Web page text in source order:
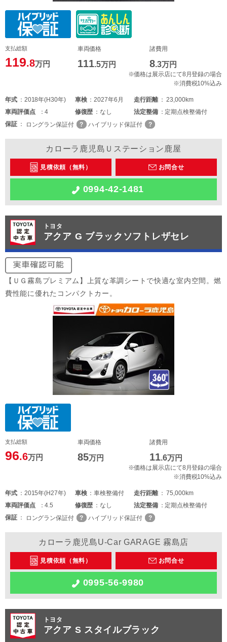
支払総額
119.8万円
車両価格
111.5万円
諸費用
8.3万円
※価格は展示店にて8月登録の場合
※消費税10%込み
年式 2018年(H30年) 車検 2027年6月 走行距離
23,000km
車両評価点 4 修復歴 なし 法定整備
定期点検整備付
保証
ロングラン保証付 ハイブリッド保証付
カローラ鹿児島Ｕステーション鹿屋
見積依頼（無料） お問合せ
0994-42-1481
トヨタ
アクア G ブラックソフトレザセレ
【ＵＧ霧島プレミアム】上質な革調シートで快適な室内空間。燃
費性能に優れたコンパクトカー。
支払総額
96.6万円
車両価格
85万円
諸費用
11.6万円
※価格は展示店にて8月登録の場合
※消費税10%込み
年式 2015年(H27年) 車検 車検整備付 走行距離
75,000km
車両評価点 4.5 修復歴 なし 法定整備
定期点検整備付
保証
ロングラン保証付 ハイブリッド保証付
カローラ鹿児島U-Car GARAGE 霧島店
見積依頼（無料） お問合せ
0995-56-9980
トヨタ
アクア S スタイルブラック